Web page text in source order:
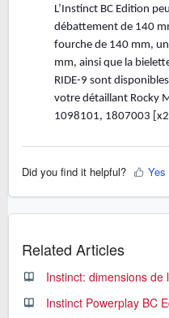
L’Instinct BC Edition
débattement de 140
fourche de 140 mm,
mm, ainsi que la
RIDE-9 sont
votre détaillant Rocky
1098101, 1807003
Did you find it helpful? Yes
Related Articles
Instinct: dimensions de
Instinct Powerplay BC